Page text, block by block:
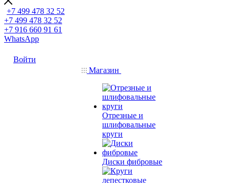
+7 499 478 32 52
+7 499 478 32 52
+7 916 660 91 61
WhatsApp
Войти
Магазин
Отрезные и
шлифовальные
круги
Диски фибровые